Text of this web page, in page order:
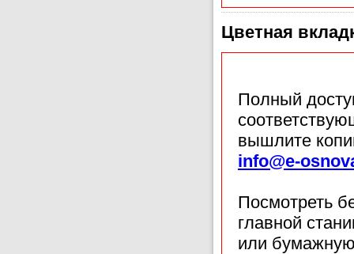
Цветная
Полный
вышлите
info@e-
Посмотреть
главной
или